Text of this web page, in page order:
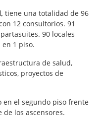
tiene una totalidad de 96
12 consultorios. 91
90 locales
en 1 piso.
de salud,
proyectos de
en el segundo piso frente
de los ascensores.